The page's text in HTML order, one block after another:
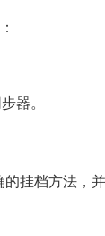
器。
挂档方法，